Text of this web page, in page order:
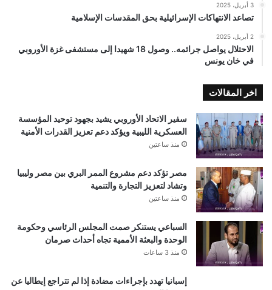
3 أبريل، 2025
تصاعد الانتهاكات الإسرائيلية بحق المقدسات الإسلامية
2 أبريل، 2025
الاحتلال يواصل جرائمه.. وصول 18 شهيدا إلى مستشفى غزة الأوروبي
في خان يونس
اخر المقالات
سفير الاتحاد الأوروبي يشيد بجهود توحيد المؤسسة
العسكرية الليبية ويؤكد دعم تعزيز القدرات الأمنية
منذ ساعتين
مصر تؤكد دعم مشروع الممر البري بين مصر وليبيا
وتشاد لتعزيز التجارة والتنمية
منذ ساعتين
السباعي يستنكر صمت المجلس الرئاسي وحكومة
الوحدة والبعثة الأممية تجاه أحداث صرمان
منذ 3 ساعات
إسبانيا تهدد بإجراءات مضادة إذا لم تتراجع إيطاليا عن